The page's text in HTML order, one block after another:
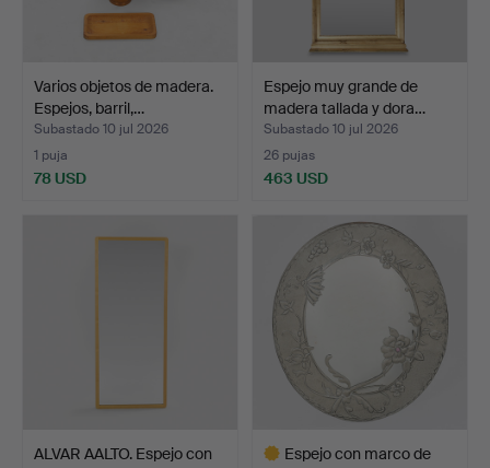
Varios objetos de madera.
Espejos, barril,…
Subastado 10 jul 2026
1 puja
78 USD
Espejo muy grande de
madera tallada y dora…
Subastado 10 jul 2026
26 pujas
463 USD
ALVAR AALTO. Espejo con
Espejo con marco de